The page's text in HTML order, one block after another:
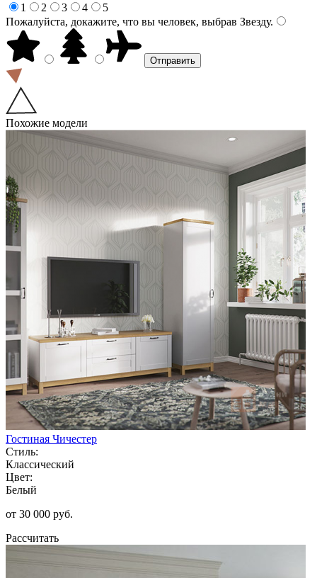
1
2 3 4
5
Пожалуйста, докажите, что вы человек, выбрав Звезду.
Похожие модели
Гостиная Чичестер
Стиль:
Классический
Цвет:
Белый
от 30 000 руб.
Рассчитать